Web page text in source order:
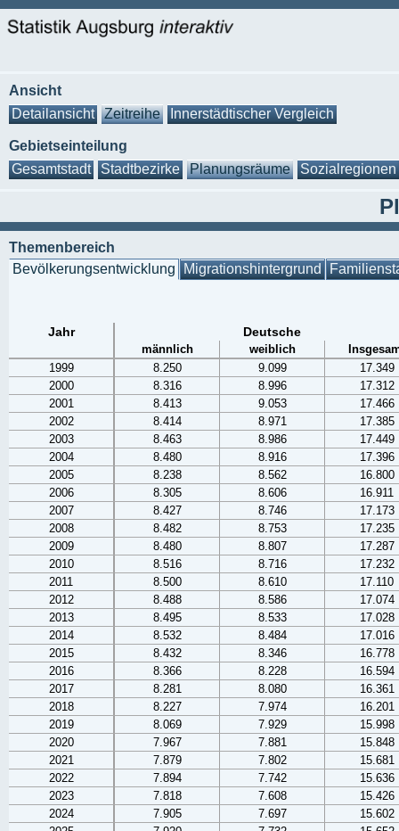
Ansicht
Detailansicht
Zeitreihe Innerstädtischer Vergleich
Gebietseinteilung
Gesamtstadt
Stadtbezirke Planungsräume Sozialregionen
Themenbereich
Bevölkerungsentwicklung Migrationshintergrund
Jahr Deutsche
männlich weiblich
1999
8.250 9.099
17.349
2000
8.316 8.996
17.312
2001
8.413 9.053
17.466
2002
8.414 8.971
17.385
2003
8.463 8.986
17.449
2004
8.480 8.916
17.396
2005
8.238 8.562
16.800
2006
8.305 8.606
16.911
2007
8.427 8.746
17.173
2008
8.482 8.753
17.235
2009
8.480 8.807
17.287
2010
8.516 8.716
17.232
2011
8.500 8.610
17.110
2012
8.488 8.586
17.074
2013
8.495 8.533
17.028
2014
8.532 8.484
17.016
2015
8.432 8.346
16.778
2016
8.366 8.228
16.594
2017
8.281 8.080
16.361
2018
8.227 7.974
16.201
2019
8.069 7.929
15.998
2020
7.967 7.881
15.848
2021
7.879 7.802
15.681
2022
7.894 7.742
15.636
2023
7.818 7.608
15.426
2024
7.905 7.697
15.602